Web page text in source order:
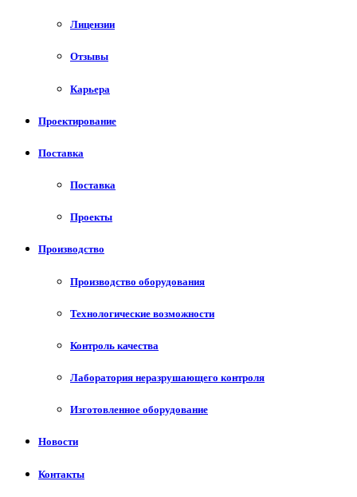
Лицензии
Отзывы
Карьера
Проектирование
Поставка
Поставка
Проекты
Производство
Производство оборудования
Технологические возможности
Контроль качества
Лаборатория неразрушающего контроля
Изготовленное оборудование
Новости
Контакты